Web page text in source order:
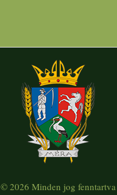
© 2026 Minden jog fenntartva